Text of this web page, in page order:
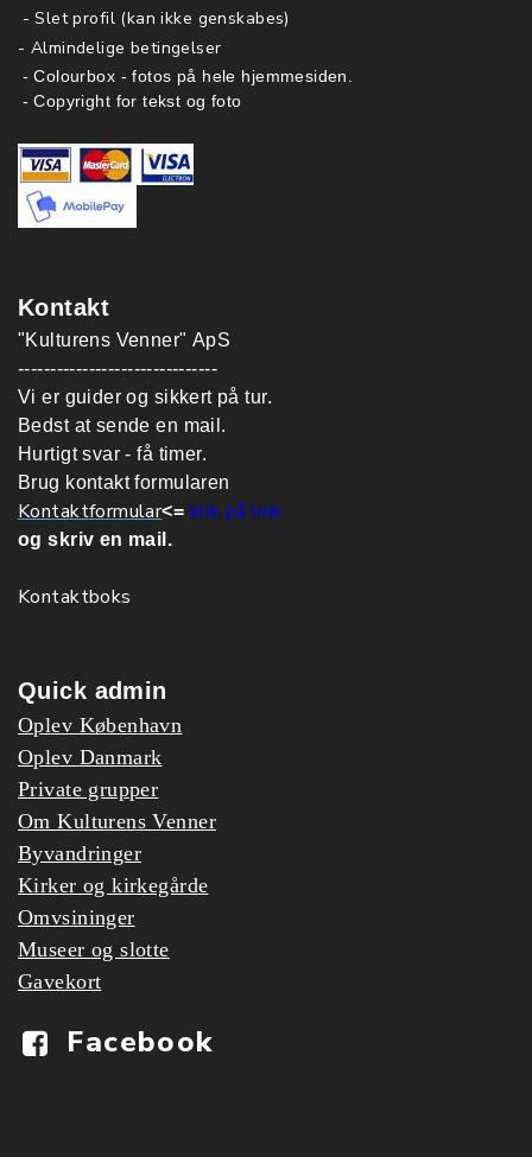
- Slet profil (kan ikke genskabes)
- Almindelige betingelser
- Colourbox - fotos på hele hjemmesiden.
- Copyright for tekst og foto
Kontakt
"Kulturens Venner" ApS
-------------------------------
Vi er guider og sikkert på tur.
Bedst at sende en mail.
Hurtigt svar - få timer.
Brug kontakt formularen
Kontaktformular<= klik på link
og skriv en mail.
Kontaktboks
Quick admin
Oplev København
Oplev Danmark
Private grupper
Om Kulturens Venner
Byvandringer
Kirker og kirkegårde
Omvsininger
Museer og slotte
Gavekort
Facebook